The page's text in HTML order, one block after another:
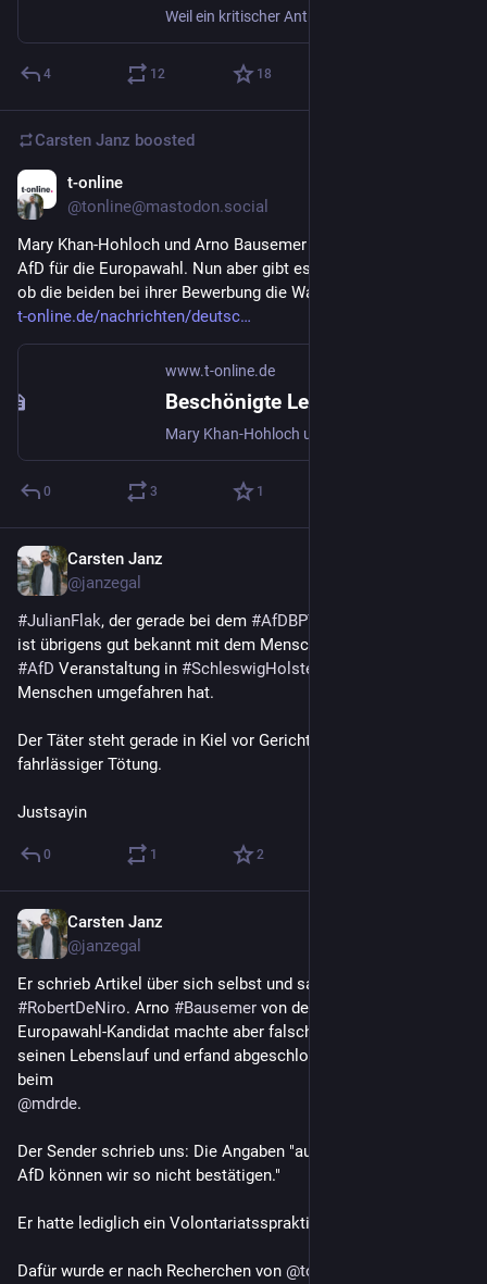
4 12 18
Carsten Janz boosted
t-online
@tonline@mastodon.social
Mary Khan-Hohloch und Arno Bausemer sind Kandidaten der
AfD für die Europawahl. Nun aber gibt es erhebliche Zweifel,
ob die beiden bei ihrer Bewerbung die Wahrheit gesagt haben.
t-online.de/nachrichten/deutsc
www.t-online.de
0 3 1
Carsten Janz
@janzegal
#JulianFlak, der gerade bei dem #AfDBPT23
#AfD Veranstaltung in #SchleswigHolstein
Menschen umgefahren hat.
Der Täter steht gerade in Kiel vor Gericht: u.a. wegen
fahrlässiger Tötung.
Justsayin
0 1 2
Carsten Janz
@janzegal
#RobertDeNiro. Arno #Bausemer von der
Europawahl-Kandidat machte aber falsche Angaben über
seinen Lebenslauf und erfand abgeschlossene Ausbildung
beim
@mdrde.
Der Sender schrieb uns: Die Angaben "auf der Webseite der
AfD können wir so nicht bestätigen."
Er hatte lediglich ein Volontariatsspraktikum.
Dafür wurde er nach Recherchen von @tonline